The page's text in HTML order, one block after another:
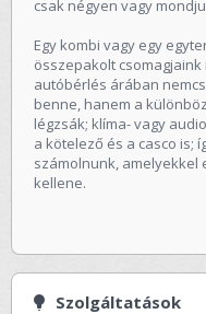
csak négyen vagy
Egy kombi vagy egy
összepakolt
autóbérlés árában
benne, hanem a
légzsák; klíma- vagy
a kötelező és a casco is;
számolnunk,
kellene.
Szolgáltatások